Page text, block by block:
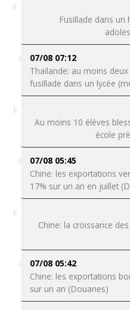
Fusillade dans un
07/08 07:12
Thaïlande: au moins
fusillade dans un lycée
Au moins 10 élèves
école
07/08 05:45
Chine: les exportations
17% sur un an en juillet
Chine: la croissance
07/08 05:42
Chine: les exportations
sur un an (Douanes)